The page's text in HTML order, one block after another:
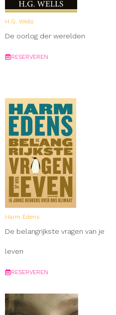
H.G. Wells
De oorlog der werelden
RESERVEREN
Harm Edens
De belangrijkste vragen van je
leven
RESERVEREN